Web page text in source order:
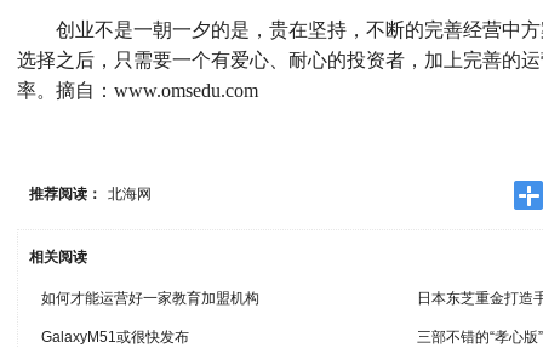
创业不是一朝一夕的是，贵在坚持，不断的完善经营中
选择之后，只需要一个有爱心、耐心的投资者，加上完善的
率。摘自：www.omsedu.com
推荐阅读： 北海网
相关阅读
如何才能运营好一家教育加盟机构 日本东芝重金打造
GalaxyM51或很快发布 三部不错的“孝心